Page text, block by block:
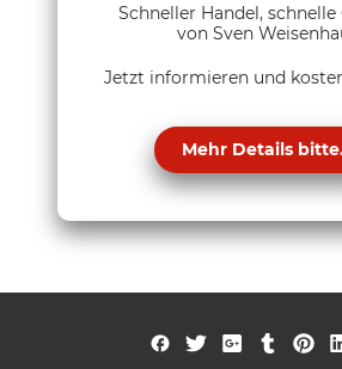
Schneller Handel, schnelle
von Sven
Jetzt informieren und
Mehr Details